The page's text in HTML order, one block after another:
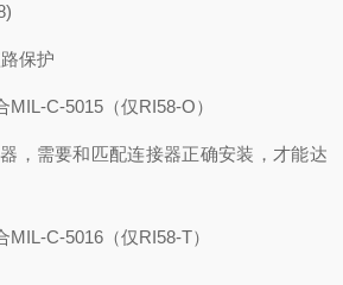
保护
MIL-C-5015（仅RI58-O）
，需要和匹配连接器正确安装，才能达
MIL-C-5016（仅RI58-T）